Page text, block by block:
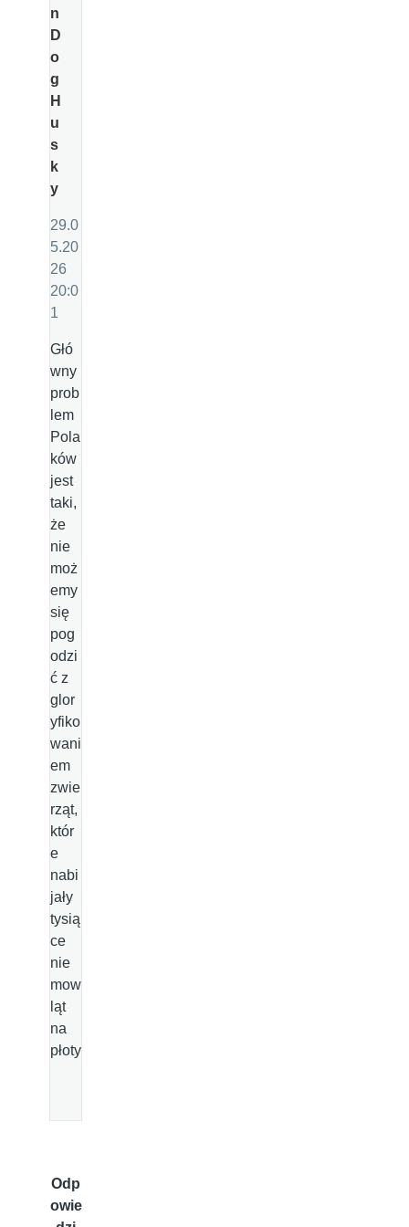
n
D
o
g
H
u
s
k
y
29.0
5.20
26
20:0
1
Głó
wny
prob
lem
Pola
ków
jest
taki,
że
nie
moż
emy
się
pog
odzi
ć z
glor
yfiko
wani
em
zwie
rząt,
któr
e
nabi
jały
tysią
ce
nie
mow
ląt
na
płoty
Odp
owie